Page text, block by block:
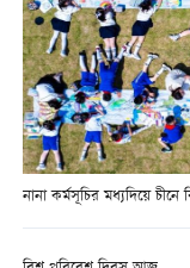
নানা কর্মসূচির মধ্যদিয়ে